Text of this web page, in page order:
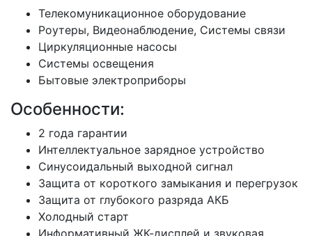
Телекомуникационное оборудование
Роутеры, Видеонаблюдение, Системы связи
Циркуляционные насосы
Системы освещения
Бытовые электроприборы
Особенности:
2 года гарантии
Интеллектуальное зарядное устройство
Синусоидальный выходной сигнал
Защита от короткого замыкания и перегрузок
Защита от глубокого разряда АКБ
Холодный старт
Информативный ЖК-дисплей и звуковая